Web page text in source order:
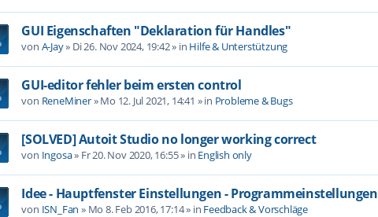
GUI Eigenschaften "Deklaration für Handles"
von A-Jay» Di 26. Nov 2024, 19:42» in Hilfe & Unterstützung
GUI-editor fehler beim ersten control
von ReneMiner»Mo 12. Jul 2021, 14:41 » in Probleme & Bugs
[SOLVED] Autoit Studio no longer working correct
von Ingosa» Fr 20. Nov 2020, 16:55» in English only
Idee - Hauptfenster Einstellungen - Programmeinstellungen
von ISN_Fan » Mo 8. Feb 2016, 17:14» in Feedback & Vorschläge